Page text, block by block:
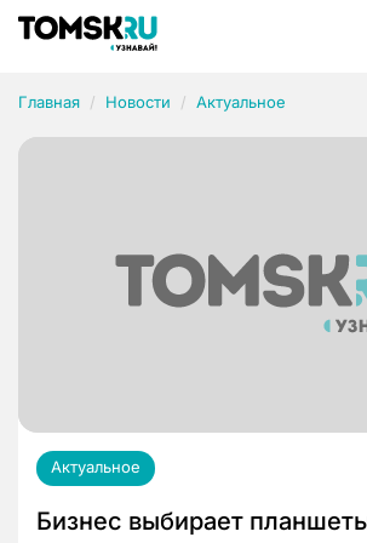
Главная Новости Актуальное
Актуальное
Бизнес выбирает